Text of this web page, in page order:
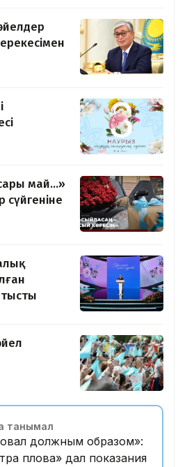
май...»
сүйгеніне
танымал
должным образом»:
плова» дал показания